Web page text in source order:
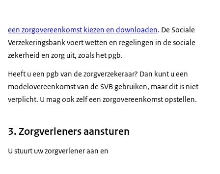
een zorgovereenkomst kiezen en downloaden. De Sociale
Verzekeringsbank voert wetten en regelingen in de sociale
zekerheid en zorg uit, zoals het pgb.
Heeft u een pgb van de zorgverzekeraar? Dan kunt u een
modelovereenkomst van de SVB gebruiken, maar dit is niet
verplicht. U mag ook zelf een zorgovereenkomst opstellen.
3. Zorgverleners aansturen
U stuurt uw zorgverlener aan en